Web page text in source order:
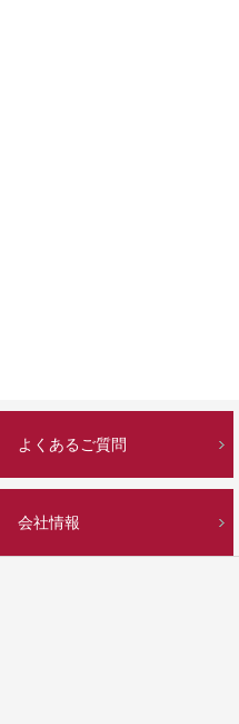
よくあるご質問
会社情報